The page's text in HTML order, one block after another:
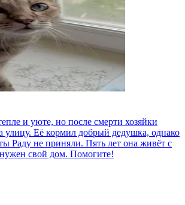
и уюте, но после смерти хозяйки
Её кормил добрый дедушка, однако
Раду не приняли. Пять лет она живёт с
свой дом. Помогите!